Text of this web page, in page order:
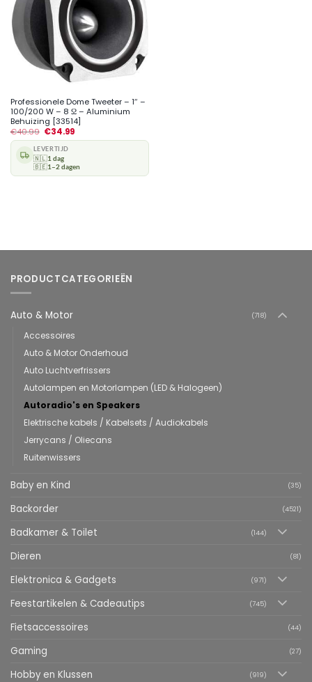
Professionele Dome Tweeter – 1″ –
100/200 W – 8 Ω – Aluminium
Behuizing [33514]
€40.99 €34.99
LEVERTIJD
🇳🇱1 dag
🇧🇪1–2 dagen
PRODUCTCATEGORIEËN
Auto & Motor (718)
Accessoires
Auto & Motor Onderhoud
Auto Luchtverfrissers
Autolampen en Motorlampen (LED & Halogeen)
Autoradio's en Speakers
Elektrische kabels / Kabelsets / Audiokabels
Jerrycans / Oliecans
Ruitenwissers
Baby en Kind (35)
Backorder (4521)
Badkamer & Toilet (144)
Dieren (81)
Elektronica & Gadgets (971)
Feestartikelen & Cadeautips (745)
Fietsaccessoires (44)
Gaming (27)
Hobby en Klussen (919)